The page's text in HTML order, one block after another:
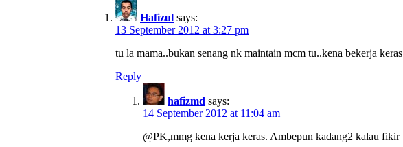
Hafizul says:
13 September 2012 at 3:27 pm
tu la mama..bukan senang nk maintain mcm tu..kena bekerja
Reply
hafizmd says:
14 September 2012 at 11:04 am
@PK,mmg kena kerja keras. Ambepun kadang2 kalau